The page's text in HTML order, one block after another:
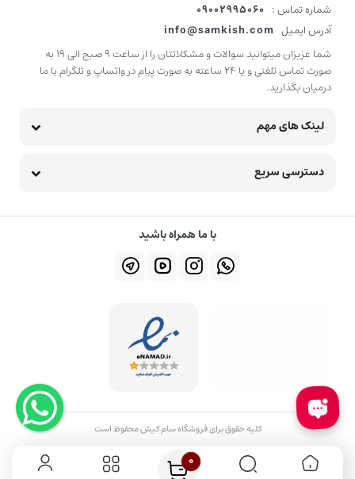
0
شماره تماس : 09002995060
آدرس ایمیل info@samkish.com
شما عزیزان میتوانید سوالات و مشکلاتتان را از ساعت 9 صبح الی 19 به
صورت تماس تلفنی و یا 24 ساعته به صورت پیام در واتساپ و تلگرام با ما
درمیان بگذارید.
لینک های مهم
دسترسی سریع
با ما همراه باشید
کلیه حقوق برای فروشگاه سام کیش محفوظ است